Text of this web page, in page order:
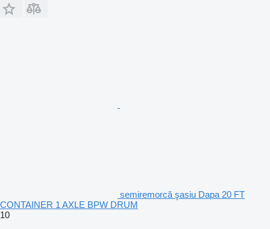
semiremorcă şasiu Dapa 20 FT
CONTAINER 1 AXLE BPW DRUM
10